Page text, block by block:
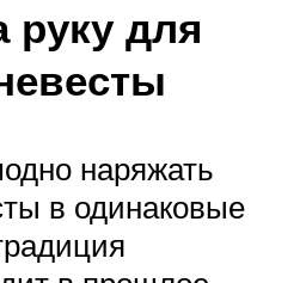
руку для
наряжать
в одинаковые